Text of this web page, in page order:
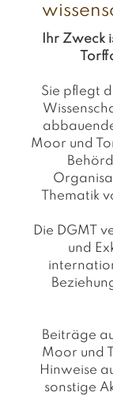
Ihr Zweck
Sie pflegt
Moor und
Thematik
Die DGMT
und
Beiträge
Moor und
Hinweise
sonstige